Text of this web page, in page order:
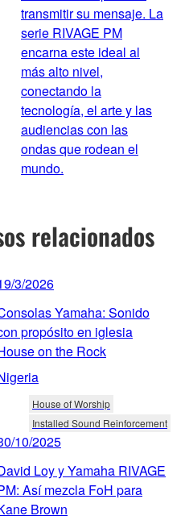
transmitir su mensaje. La
serie RIVAGE PM
encarna este ideal al
más alto nivel,
conectando la
tecnología, el arte y las
audiencias con las
ondas que rodean el
mundo.
relacionados
3/2026
Yamaha: Sonido
propósito en iglesia
on the Rock
House of Worship
Installed Sound Reinforcement
10/2025
Loy y Yamaha RIVAGE
Así mezcla FoH para
Brown